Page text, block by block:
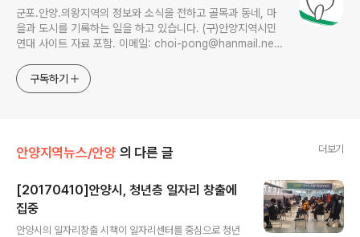
군포.안양.의왕지역의 정보와 소식을 전하고 골목과 동네, 마
을과 도시를 기록하는 일을 하고 있습니다. (구)안양지역시민
연대 사이트 자료 포함. 이메일: choi-pong@hanmail.net
구독하기
안양지역뉴스/안양 의 다른 글 더보기
[20170410]안양시, 청년층 일자리 창출에
집중
안양시의 일자리창출 시책이 일자리센터를 중심으로 청년